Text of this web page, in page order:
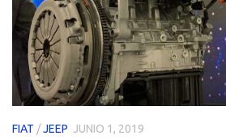
FIAT /JEEP JUNIO 1, 2019